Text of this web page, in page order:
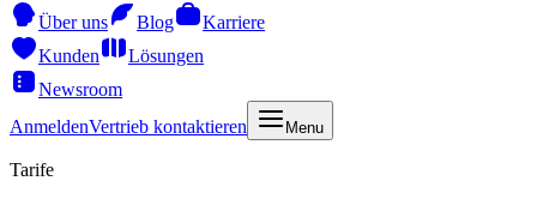
Über uns
Blog
Karriere
Kunden
Lösungen
Newsroom
AnmeldenVertrieb kontaktieren Menu
Tarife